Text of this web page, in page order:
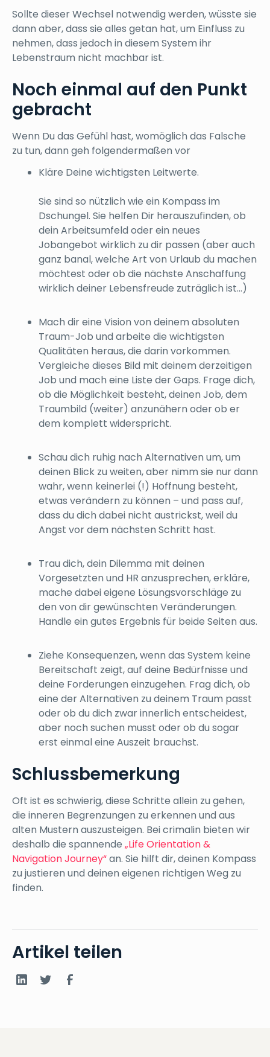
Sollte dieser Wechsel notwendig werden, wüsste sie
dann aber, dass sie alles getan hat, um Einfluss zu
nehmen, dass jedoch in diesem System ihr
Lebenstraum nicht machbar ist.
Noch einmal auf den Punkt
gebracht
Wenn Du das Gefühl hast, womöglich das Falsche
zu tun, dann geh folgendermaßen vor
Kläre Deine wichtigsten Leitwerte.
Sie sind so nützlich wie ein Kompass im
Dschungel. Sie helfen Dir herauszufinden, ob
dein Arbeitsumfeld oder ein neues
Jobangebot wirklich zu dir passen (aber auch
ganz banal, welche Art von Urlaub du machen
möchtest oder ob die nächste Anschaffung
wirklich deiner Lebensfreude zuträglich ist...)
Mach dir eine Vision von deinem absoluten
Traum-Job und arbeite die wichtigsten
Qualitäten heraus, die darin vorkommen.
Vergleiche dieses Bild mit deinem derzeitigen
Job und mach eine Liste der Gaps. Frage dich,
ob die Möglichkeit besteht, deinen Job, dem
Traumbild (weiter) anzunähern oder ob er
dem komplett widerspricht.
Schau dich ruhig nach Alternativen um, um
deinen Blick zu weiten, aber nimm sie nur dann
wahr, wenn keinerlei (!) Hoffnung besteht,
etwas verändern zu können – und pass auf,
dass du dich dabei nicht austrickst, weil du
Angst vor dem nächsten Schritt hast.
Trau dich, dein Dilemma mit deinen
Vorgesetzten und HR anzusprechen, erkläre,
mache dabei eigene Lösungsvorschläge zu
den von dir gewünschten Veränderungen.
Handle ein gutes Ergebnis für beide Seiten aus.
Ziehe Konsequenzen, wenn das System keine
Bereitschaft zeigt, auf deine Bedürfnisse und
deine Forderungen einzugehen. Frag dich, ob
eine der Alternativen zu deinem Traum passt
oder ob du dich zwar innerlich entscheidest,
aber noch suchen musst oder ob du sogar
erst einmal eine Auszeit brauchst.
Schlussbemerkung
Oft ist es schwierig, diese Schritte allein zu gehen,
die inneren Begrenzungen zu erkennen und aus
alten Mustern auszusteigen. Bei crimalin bieten wir
deshalb die spannende „Life Orientation &
Navigation Journey“an. Sie hilft dir, deinen Kompass
zu justieren und deinen eigenen richtigen Weg zu
finden.
Artikel teilen